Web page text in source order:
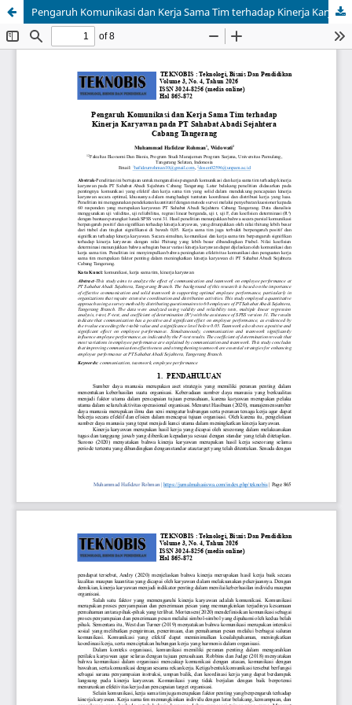
Pengaruh Komunikasi dan Kerja Sama Tim terhadap Kinerja Karyawan pada PT Sahabat Abadi Sejahtera Cabang Tangerang